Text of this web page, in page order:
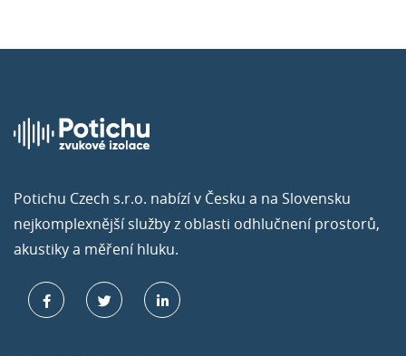
Potichu Czech s.r.o. nabízí v Česku a na Slovensku
nejkomplexnější služby z oblasti odhlučnení prostorů,
akustiky a měření hluku.